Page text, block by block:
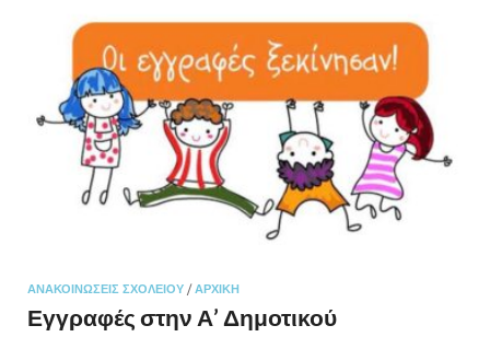
ΑΝΑΚΟΙΝΏΣΕΙΣ ΣΧΟΛΕΊΟΥ /ΑΡΧΙΚΉ
Εγγραφές στην Α’ Δημοτικού